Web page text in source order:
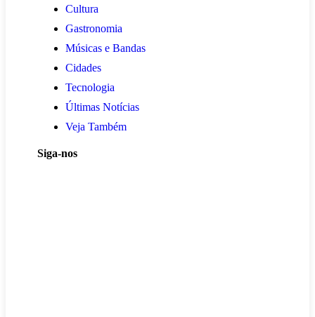
Cultura
Gastronomia
Músicas e Bandas
Cidades
Tecnologia
Últimas Notícias
Veja Também
Siga-nos